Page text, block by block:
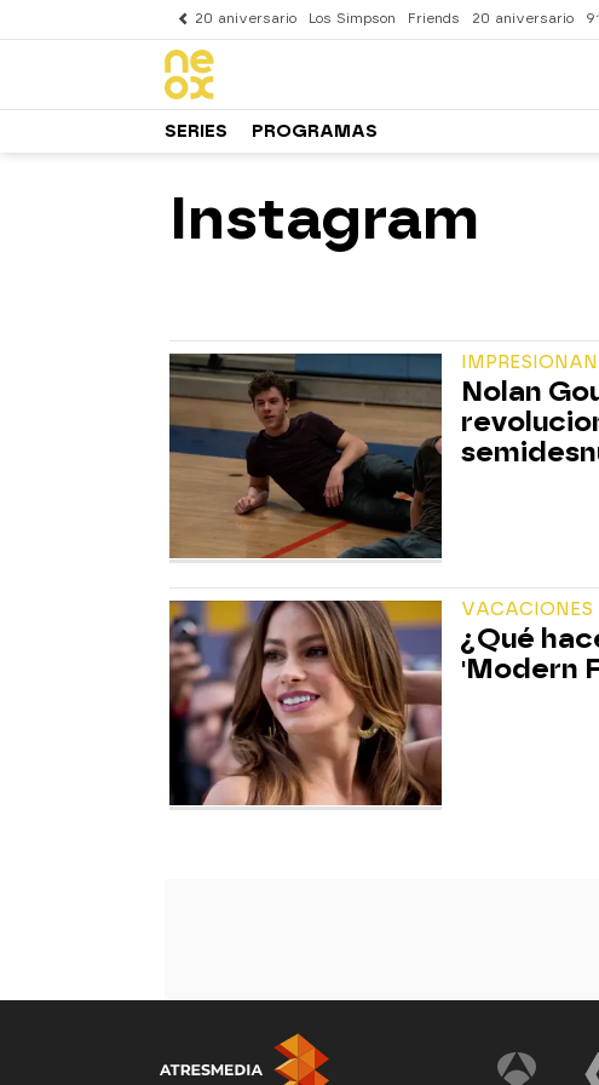
20 aniversario Los Simpson Friends 20 aniversario
SERIES PROGRAMAS
Instagram
Nolan
VACACIONES
¿Qué
'Modern